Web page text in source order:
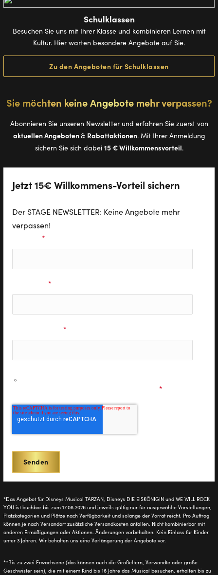
Schulklassen
Besuchen Sie uns mit Ihrer Klasse und kombinieren Lernen mit
Kultur. Hier warten besondere Angebote auf Sie.
Zu den Angeboten für Schulklassen
Sie möchten keine Angebote mehr verpassen?
Abonnieren Sie unseren Newsletter und erfahren Sie zuerst von
aktuellen Angeboten& Rabattaktionen. Mit Ihrer Anmeldung
sichern Sie sich dabei 15 € Willkommensvorteil.
Jetzt 15€ Willkommens-Vorteil sichern
Der STAGE NEWSLETTER: Keine Angebote mehr
verpassen!
*
*
*
*
*Das Angebot für Disneys Musical TARZAN, Disneys DIE EISKÖNIGIN und WE WILL ROCK
YOU ist buchbar bis zum 17.08.2026 und jeweils gültig nur für ausgewählte Vorstellungen,
Platzkategorien und Plätze nach Verfügbarkeit und solange der Vorrat reicht. Pro Auftrag
können je nach Versandart zusätzliche Versandkosten anfallen. Nicht kombinierbar mit
anderen Ermäßigungen oder Aktionen. Änderungen vorbehalten. Kein Einlass für Kinder
unter 3 Jahren. Wir behalten uns eine Verlängerung der Angebote vor.
**Bis zu zwei Erwachsene (das können auch die Großeltern, Verwandte oder große
Geschwister sein), die mit einem Kind bis 16 Jahre das Musical besuchen, erhalten bis zu